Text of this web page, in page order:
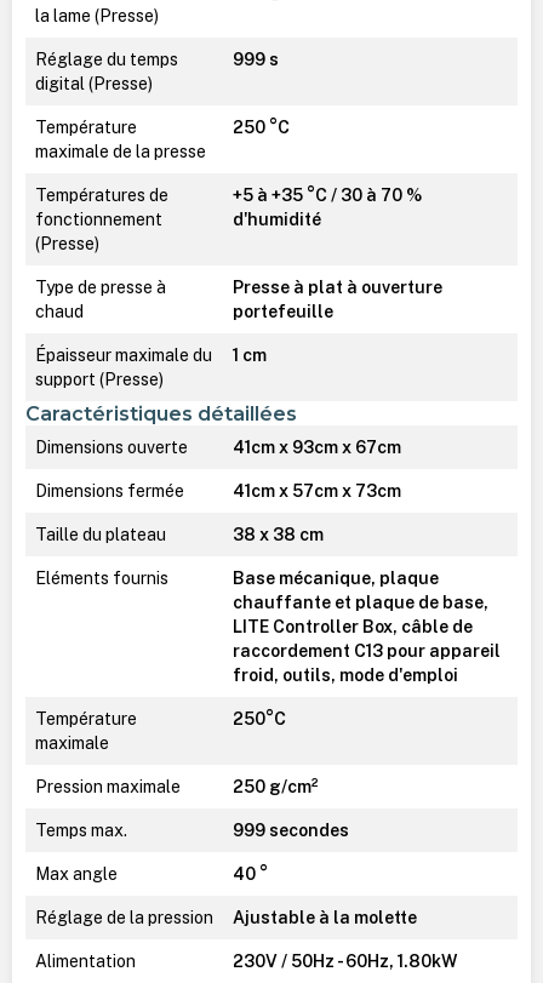
la lame (Presse)
Réglage du temps
digital (Presse)
999 s
Température
maximale de la presse
250 °C
Températures de
fonctionnement
(Presse)
+5 à +35 °C / 30 à 70 %
d'humidité
Type de presse à
chaud
Presse à plat à ouverture
portefeuille
Épaisseur maximale du
support (Presse)
1 cm
Caractéristiques détaillées
Dimensions ouverte 41cm x 93cm x 67cm
Dimensions fermée 41cm x 57cm x 73cm
Taille du plateau 38 x 38 cm
Eléments fournis
Base mécanique, plaque
chauffante et plaque de base,
LITE Controller Box, câble de
raccordement C13 pour appareil
froid, outils, mode d'emploi
Température
maximale
250°C
Pression maximale 250 g/cm²
Temps max. 999 secondes
Max angle 40 °
Réglage de la pression Ajustable à la molette
Alimentation 230V / 50Hz - 60Hz, 1.80kW